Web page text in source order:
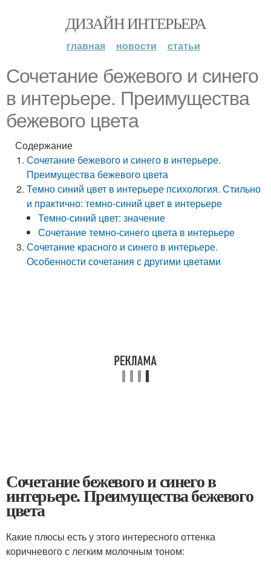
ДИЗАЙН ИНТЕРЬЕРА
главная новости статьи
Сочетание бежевого и синего
в интерьере. Преимущества
бежевого цвета
Содержание
Сочетание бежевого и синего в интерьере.
Преимущества бежевого цвета
Темно синий цвет в интерьере психология. Стильно
и практично: темно-синий цвет в интерьере
Темно-синий цвет: значение
Сочетание темно-синего цвета в интерьере
Сочетание красного и синего в интерьере.
Особенности сочетания с другими цветами
Сочетание бежевого и синего в
интерьере. Преимущества бежевого
цвета
Какие плюсы есть у этого интересного оттенка
коричневого с легким молочным тоном: